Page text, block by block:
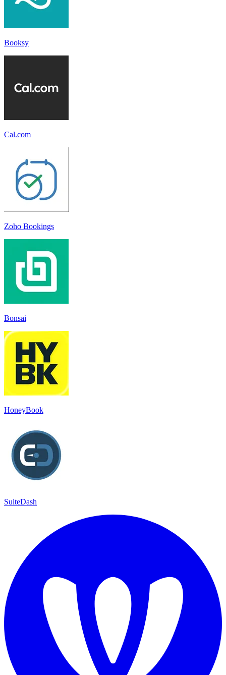
Booksy
Cal.com
Zoho Bookings
Bonsai
HoneyBook
SuiteDash